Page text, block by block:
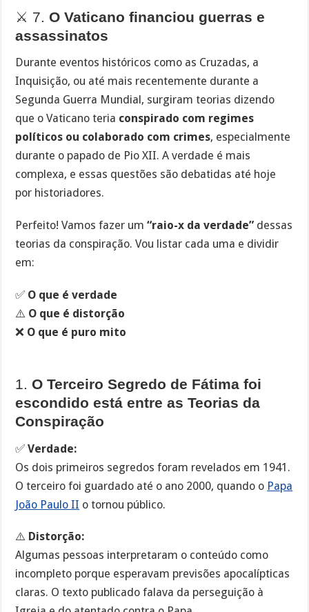
⚔️ 7. O Vaticano financiou guerras e
assassinatos
Durante eventos históricos como as Cruzadas, a
Inquisição, ou até mais recentemente durante a
Segunda Guerra Mundial, surgiram teorias dizendo
que o Vaticano teria conspirado com regimes
políticos ou colaborado com crimes, especialmente
durante o papado de Pio XII. A verdade é mais
complexa, e essas questões são debatidas até hoje
por historiadores.
Perfeito! Vamos fazer um“raio-x da verdade” dessas
teorias da conspiração. Vou listar cada uma e dividir
em:
✅ O que é verdade
⚠️ O que é distorção
❌ O que é puro mito
1. O Terceiro Segredo de Fátima foi
escondido está entre as Teorias da
Conspiração
✅Verdade:
Os dois primeiros segredos foram revelados em 1941.
O terceiro foi guardado até o ano 2000, quando o Papa
João Paulo II o tornou público.
⚠️ Distorção:
Algumas pessoas interpretaram o conteúdo como
incompleto porque esperavam previsões apocalípticas
claras. O texto publicado falava da perseguição à